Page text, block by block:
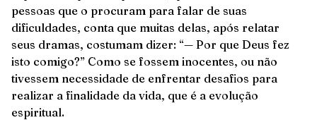
pessoas que o procuram para falar de suas
dificuldades, conta que muitas delas, após relatar
seus dramas, costumam dizer: “— Por que Deus fez
isto comigo?” Como se fossem inocentes, ou não
tivessem necessidade de enfrentar desafios para
realizar a finalidade da vida, que é a evolução
espiritual.